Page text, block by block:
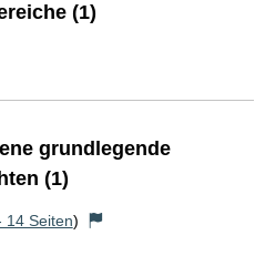
(1)
grundlegende
(1)
14 Seiten)